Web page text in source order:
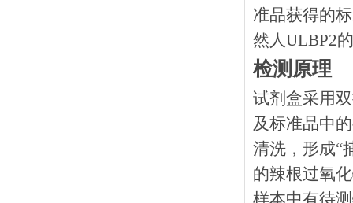
准品获得的
然人ULBP2
检测原理
试剂盒采用
及标准品中
清洗，形成“
的辣根过氧
样本中有待